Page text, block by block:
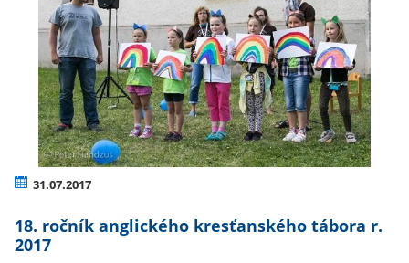
31.07.2017
18. ročník anglického kresťanského tábora r.
2017